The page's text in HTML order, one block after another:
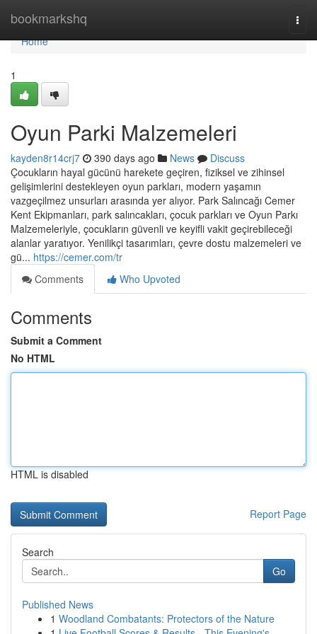
bookmarkshq
Home
Home
1
Oyun Parki Malzemeleri
kayden8r14crj7 390 days ago News
Discuss
Çocukların hayal gücünü harekete geçiren, fiziksel ve zihinsel
gelişimlerini destekleyen oyun parkları, modern yaşamın
vazgeçilmez unsurları arasında yer alıyor. Park Salıncağı Cemer
Kent Ekipmanları, park salıncakları, çocuk parkları ve Oyun Parkı
Malzemeleriyle, çocukların güvenli ve keyifli vakit geçirebileceği
alanlar yaratıyor. Yenilikçi tasarımları, çevre dostu malzemeleri ve
gü... https://cemer.com/tr
Comments
Who Upvoted
Comments
Submit a Comment
No HTML
HTML is disabled
Report Page
Search
Go
Published News
1 Woodland Combatants: Protectors of the Nature